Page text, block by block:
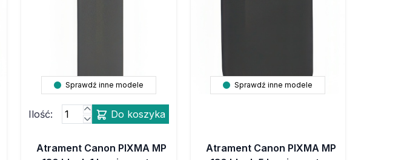
Sprawdź inne modele
Ilość: Do koszyka
Atrament Canon PIXMA MP
Sprawdź inne modele
Atrament Canon PIXMA MP